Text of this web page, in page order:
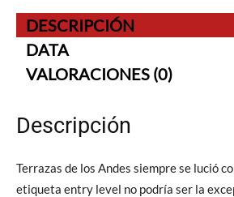
DESCRIPCIÓN
DATA
VALORACIONES (0)
Descripción
Terrazas de los Andes siempre se lució
etiqueta entry level no podría ser la